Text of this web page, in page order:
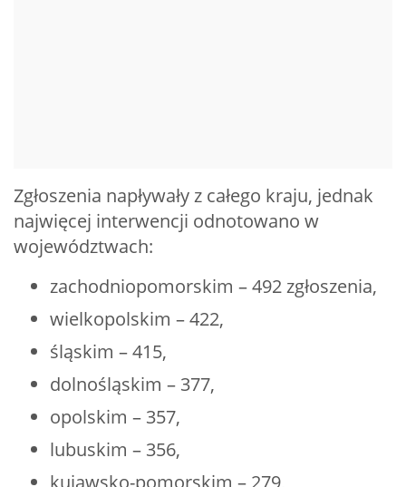
Zgłoszenia napływały z całego kraju, jednak
najwięcej interwencji odnotowano w
województwach:
zachodniopomorskim – 492 zgłoszenia,
wielkopolskim – 422,
śląskim – 415,
dolnośląskim – 377,
opolskim – 357,
lubuskim – 356,
kujawsko-pomorskim – 279,